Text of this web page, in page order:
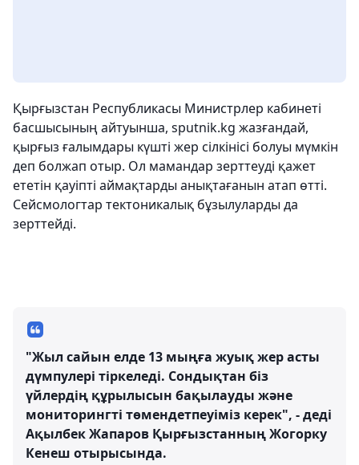
Қырғызстан Республикасы Министрлер кабинеті
басшысының айтуынша, sputnik.kg жазғандай,
қырғыз ғалымдары күшті жер сілкінісі болуы мүмкін
деп болжап отыр. Ол мамандар зерттеуді қажет
ететін қауіпті аймақтарды анықтағанын атап өтті.
Сейсмологтар тектоникалық бұзылуларды да
зерттейді.
"Жыл сайын елде 13 мыңға жуық жер асты
дүмпулері тіркеледі. Сондықтан біз
үйлердің құрылысын бақылауды және
мониторингті төмендетпеуіміз керек", - деді
Ақылбек Жапаров Қырғызстанның Жогорку
Кенеш отырысында.